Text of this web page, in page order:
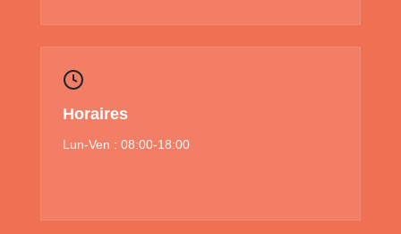
Horaires
Lun-Ven : 08:00-18:00